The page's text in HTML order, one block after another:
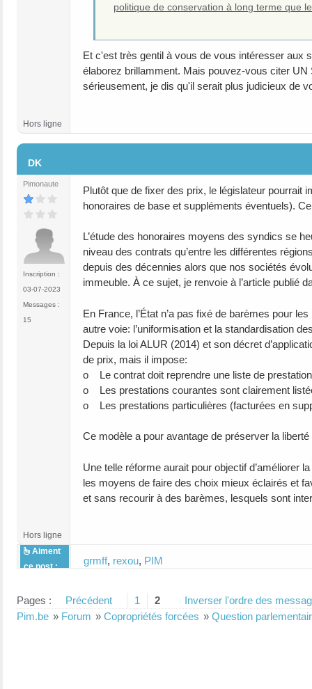
politique de conservation à long terme que
Et c'est très gentil à vous de vous intéresser aux
élaborez brillamment. Mais pouvez-vous citer
sérieusement, je dis qu'il serait plus judicieux de
Hors ligne
DK
Pimonaute
Inscription :
03-07-2023
Messages :
15
Plutôt que de fixer des prix, le législateur pourrait
honoraires de base et suppléments éventuels).
L’étude des honoraires moyens des syndics se
niveau des contrats qu’entre les différentes
depuis des décennies alors que nos sociétés
immeuble. À ce sujet, je renvoie à l’article publié
En France, l’État n’a pas fixé de barèmes pour
autre voie: l’uniformisation et la standardisation
Depuis la loi ALUR (2014) et son décret
de prix, mais il impose:
o Le contrat doit reprendre une liste de
o Les prestations courantes sont clairement
o Les prestations particulières (facturées en
Ce modèle a pour avantage de préserver la
Une telle réforme aurait pour objectif d’améliorer
les moyens de faire des choix mieux éclairés et
et sans recourir à des barèmes, lesquels sont
Hors ligne
Aiment
ce post :
grmff, rexou, PIM
Pages : Précédent 1 2
Inverser l'ordre des
Pim.be » Forum » Copropriétés forcées » Question